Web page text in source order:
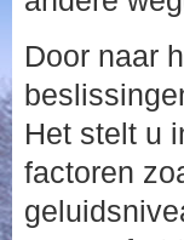
Door naar
Het stelt u
factoren